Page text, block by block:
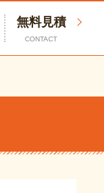
無料見積
CONTACT